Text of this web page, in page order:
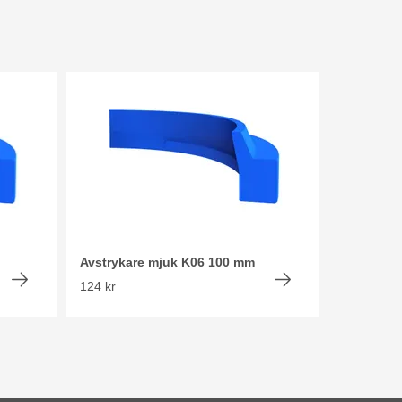
Avstrykare mjuk K06 100 mm
124 kr